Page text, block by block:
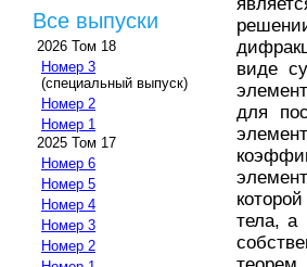
Все выпуски
2026 Том 18
Номер 3
(специальный выпуск)
Номер 2
Номер 1
2025 Том 17
Номер 6
Номер 5
Номер 4
Номер 3
Номер 2
виде
для
тела, а